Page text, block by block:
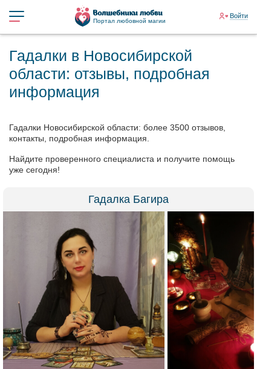
Портал любовной магии
Войти
Гадалки в Новосибирской
области: отзывы, подробная
информация
Гадалки Новосибирской области: более 3500 отзывов,
контакты, подробная информация.
Найдите проверенного специалиста и получите помощь
уже сегодня!
Гадалка Багира